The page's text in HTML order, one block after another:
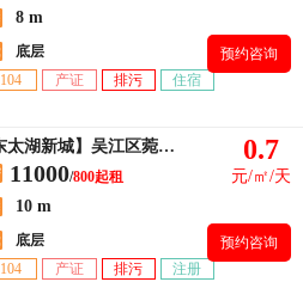
8 m
底层
104
产证 排污 住宿
预约咨询
【东太湖新城】吴江区菀坪镇同安东路
11000/800起租
10 m
底层
104
产证 排污 注册
0.7
元/㎡/天
预约咨询